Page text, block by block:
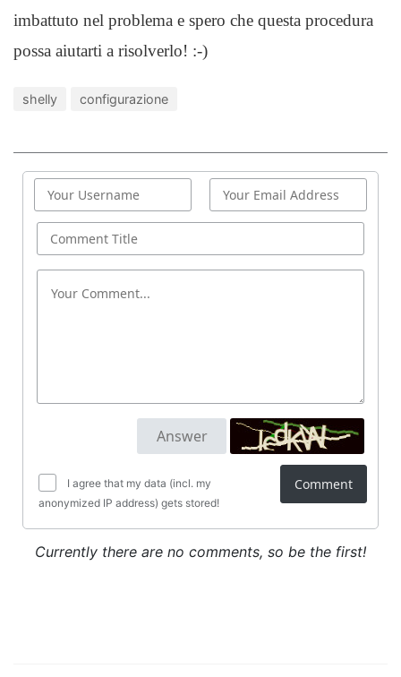
imbattuto nel problema e spero che questa procedura
possa aiutarti a risolverlo! :-)
shelly configurazione
I agree that my data (incl. my
anonymized IP address) gets stored!
Comment
Currently there are no comments, so be the first!